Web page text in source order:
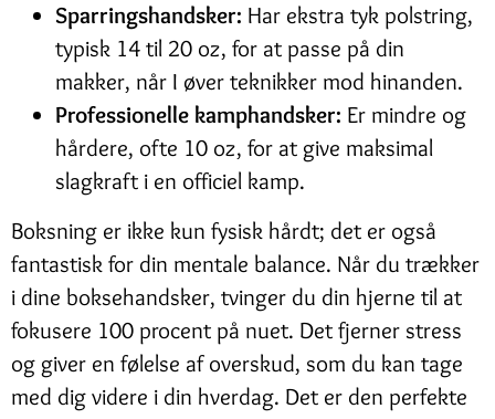
Sparringshandsker: Har ekstra tyk polstring,
typisk 14 til 20 oz, for at passe på din
makker, når I øver teknikker mod hinanden.
Professionelle kamphandsker: Er mindre og
hårdere, ofte 10 oz, for at give maksimal
slagkraft i en officiel kamp.
Boksning er ikke kun fysisk hårdt; det er også
fantastisk for din mentale balance. Når du trækker
i dine boksehandsker, tvinger du din hjerne til at
fokusere 100 procent på nuet. Det fjerner stress
og giver en følelse af overskud, som du kan tage
med dig videre i din hverdag. Det er den perfekte